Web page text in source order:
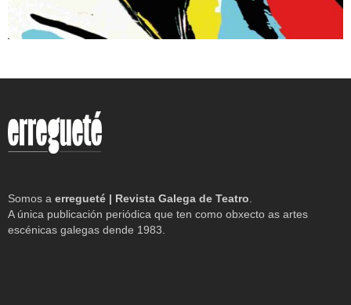
Somos a erregueté | Revista Galega de Teatro
A única publicación periódica que ten como obxecto as artes
escénicas galegas dende 1983.